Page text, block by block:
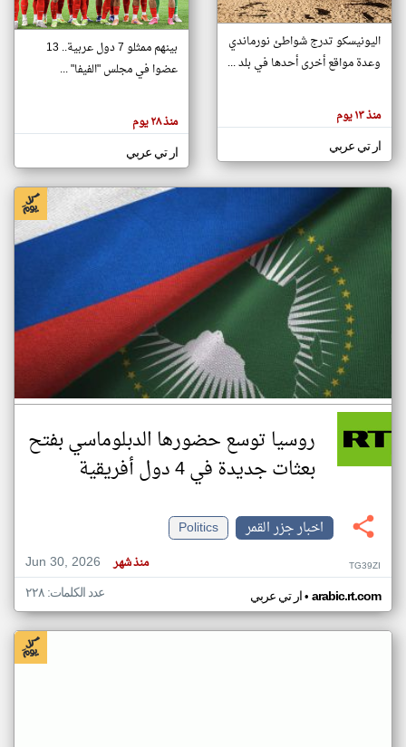
تغيير الدولة
اخبار جزر القمر على مدار الساعة
أهم اخبار جزر القمر العاجلة والمباشرة
هنا عن
وجهة
كاتبيها.
اليونيسكو تدرج شواطئ نورماندي
وعدة مواقع أخرى أحدها في بلد ...
منذ ١٣ يوم
ار تي عربي
بينهم ممثلو 7 دول عربية.. 13
عضوا في مجلس "الفيفا" ...
منذ ٢٨ يوم
ار تي عربي
روسيا توسع حضورها الدبلوماسي بفتح
بعثات جديدة في 4 دول أفريقية
اخبار جزر القمر
Politics
Jun 30, 2026
منذ شهر TG39ZI
ار تي عربي• arabic.rt.com عدد الكلمات: ٢٢٨
klyoum.com